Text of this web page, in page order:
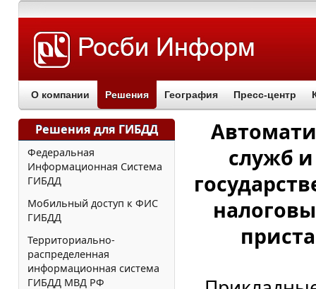
О компании Решения География Пресс-центр
Решения для ГИБДД
Федеральная
Информационная Система
ГИБДД
Мобильный доступ к ФИС
ГИБДД
Территориально-
распределенная
информационная система
ГИБДД МВД РФ
служб